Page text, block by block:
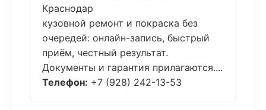
Краснодар
кузовной ремонт и покраска без
очередей: онлайн-запись, быстрый
приём, честный результат.
Документы и гарантия прилагаются....
Телефон: +7 (928) 242-13-53